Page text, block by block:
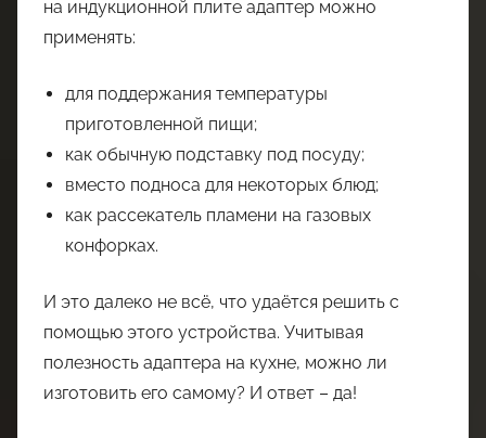
на индукционной плите адаптер можно
применять:
для поддержания температуры
приготовленной пищи;
как обычную подставку под посуду;
вместо подноса для некоторых блюд;
как рассекатель пламени на газовых
конфорках.
И это далеко не всё, что удаётся решить с
помощью этого устройства. Учитывая
полезность адаптера на кухне, можно ли
изготовить его самому? И ответ – да!